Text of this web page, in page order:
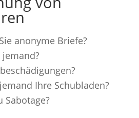
anonyme Briefe?
Ihre Schubladen?
Sabotage?